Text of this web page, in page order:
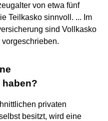
von etwa fünf
Teilkasko sinnvoll. ... Im
sind Vollkasko
privaten
besitzt, wird eine